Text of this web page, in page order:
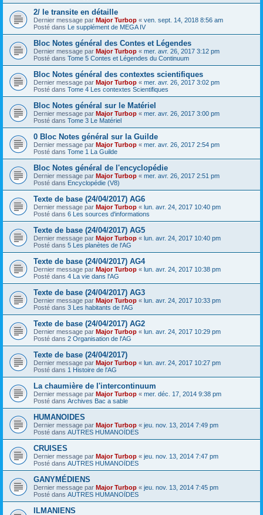
2/ le transite en détaille
Dernier message par Major Turbop « ven. sept. 14, 2018 8:56 am
Posté dans Le supplément de MEGA IV
Bloc Notes général des Contes et Légendes
Dernier message par Major Turbop « mer. avr. 26, 2017 3:12 pm
Posté dans Tome 5 Contes et Légendes du Continuum
Bloc Notes général des contextes scientifiques
Dernier message par Major Turbop « mer. avr. 26, 2017 3:02 pm
Posté dans Tome 4 Les contextes Scientifiques
Bloc Notes général sur le Matériel
Dernier message par Major Turbop « mer. avr. 26, 2017 3:00 pm
Posté dans Tome 3 Le Matériel
0 Bloc Notes général sur la Guilde
Dernier message par Major Turbop « mer. avr. 26, 2017 2:54 pm
Posté dans Tome 1 La Guilde
Bloc Notes général de l'encyclopédie
Dernier message par Major Turbop « mer. avr. 26, 2017 2:51 pm
Posté dans Encyclopédie (V8)
Texte de base (24/04/2017) AG6
Dernier message par Major Turbop « lun. avr. 24, 2017 10:40 pm
Posté dans 6 Les sources d'informations
Texte de base (24/04/2017) AG5
Dernier message par Major Turbop « lun. avr. 24, 2017 10:40 pm
Posté dans 5 Les planètes de l'AG
Texte de base (24/04/2017) AG4
Dernier message par Major Turbop « lun. avr. 24, 2017 10:38 pm
Posté dans 4 La vie dans l'AG
Texte de base (24/04/2017) AG3
Dernier message par Major Turbop « lun. avr. 24, 2017 10:33 pm
Posté dans 3 Les habitants de l'AG
Texte de base (24/04/2017) AG2
Dernier message par Major Turbop « lun. avr. 24, 2017 10:29 pm
Posté dans 2 Organisation de l'AG
Texte de base (24/04/2017)
Dernier message par Major Turbop « lun. avr. 24, 2017 10:27 pm
Posté dans 1 Histoire de l'AG
La chaumière de l'intercontinuum
Dernier message par Major Turbop « mer. déc. 17, 2014 9:38 pm
Posté dans Archives Bac a sable
HUMANOIDES
Dernier message par Major Turbop « jeu. nov. 13, 2014 7:49 pm
Posté dans AUTRES HUMANOÏDES
CRUISES
Dernier message par Major Turbop « jeu. nov. 13, 2014 7:47 pm
Posté dans AUTRES HUMANOÏDES
GANYMÉDIENS
Dernier message par Major Turbop « jeu. nov. 13, 2014 7:45 pm
Posté dans AUTRES HUMANOÏDES
ILMANIENS